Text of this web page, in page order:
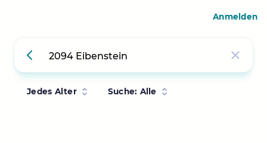
Jedes Alter Suche: Alle
Anmelden